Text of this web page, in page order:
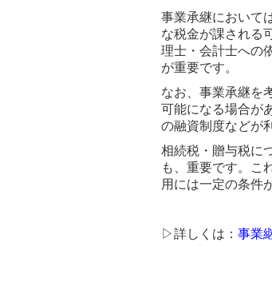
事業承継において
な税金が課される
理士・会計士への
が重要です。
なお、事業承継を
可能になる場合が
の融資制度などが
相続税・贈与税に
も、重要です。こ
用には一定の条件
▷詳しくは： 事業